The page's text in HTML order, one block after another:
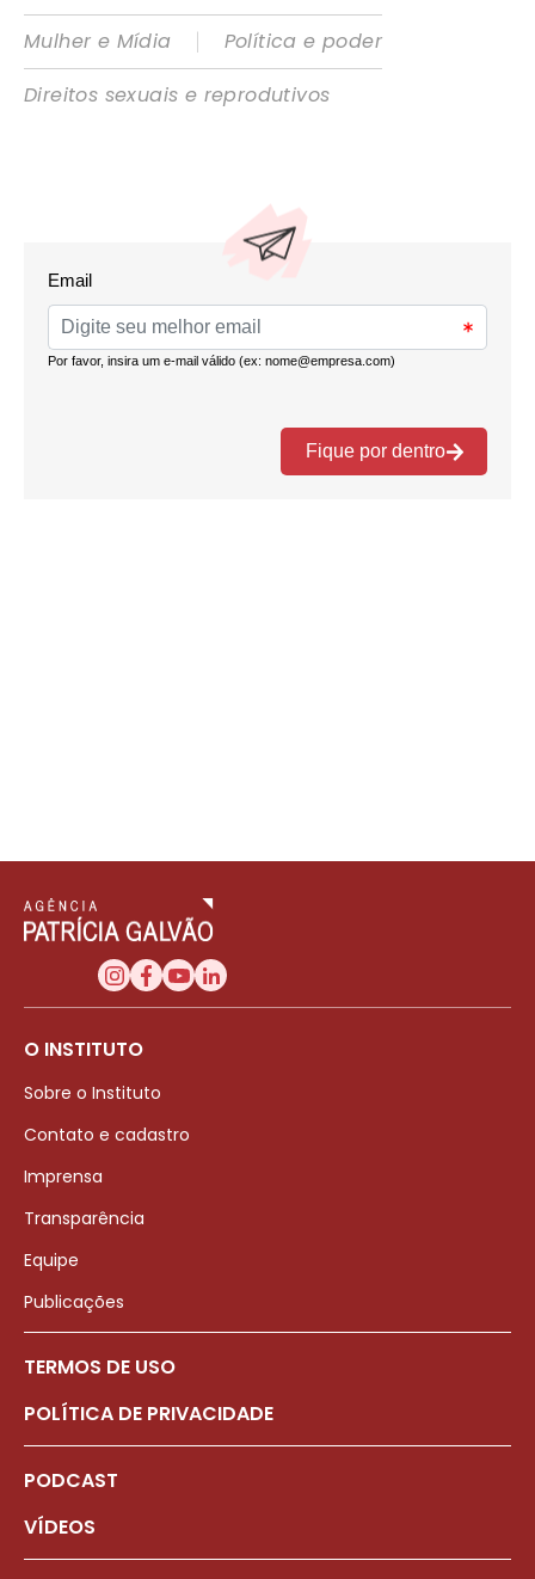
Mulher e Mídia
|
Política e poder
Direitos sexuais e reprodutivos
O INSTITUTO
Sobre o Instituto
Contato e cadastro
Imprensa
Transparência
Equipe
Publicações
TERMOS DE USO
POLÍTICA DE PRIVACIDADE
PODCAST
VÍDEOS